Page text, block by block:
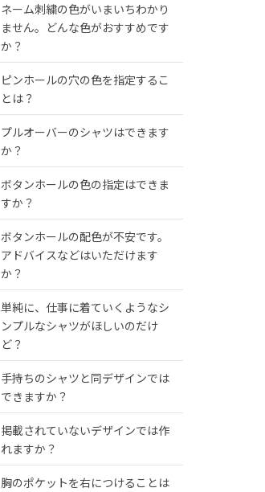
ネーム刺繍の色がいまいちわかり
ません。どんな色がおすすめです
か？
ピンホールの穴の色を指定するこ
とは？
プルオーバーのシャツはできます
か？
ボタンホールの色の指定はできま
すか？
ボタンホールの配色が不安です。
アドバイスなどはいただけます
か？
単純に、仕事に着ていくようなシ
ンプルなシャツがほしいのだけ
ど？
手持ちのシャツと同デザインでは
できますか？
掲載されていないデザインでは作
れますか？
胸のポケットを右につけることは